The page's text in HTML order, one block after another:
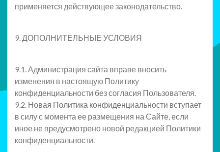
применяется действующее законодательство.
9. ДОПОЛНИТЕЛЬНЫЕ УСЛОВИЯ
9.1. Администрация сайта вправе вносить
изменения в настоящую Политику
конфиденциальности без согласия Пользователя.
9.2. Новая Политика конфиденциальности вступает
в силу с момента ее размещения на Сайте, если
иное не предусмотрено новой редакцией Политики
конфиденциальности.